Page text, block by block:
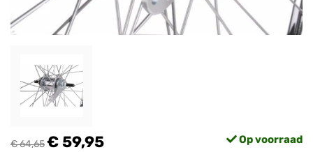
€ 64,65€ 59,95 Op voorraad